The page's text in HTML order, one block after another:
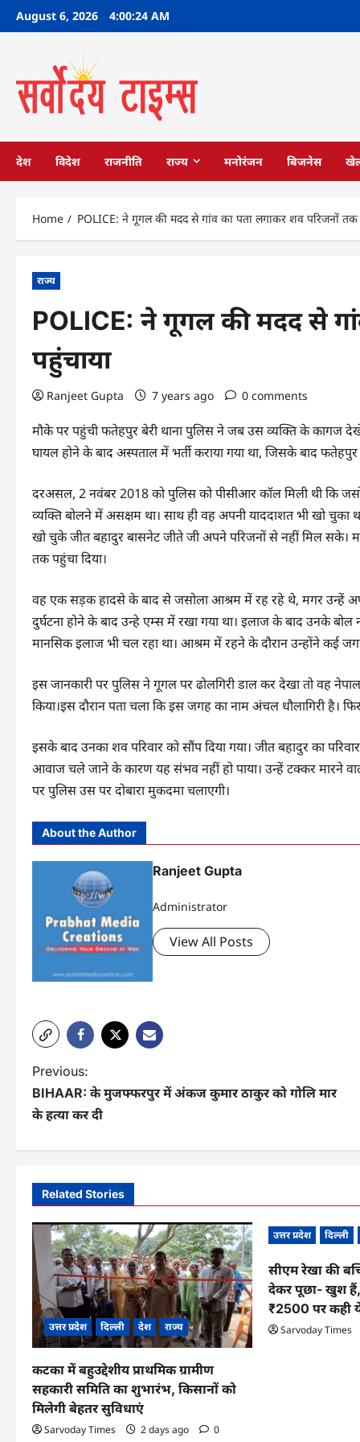
SkipAugust 6, 2026 4:00:25 AM
देश विदेश राजनीति राज्य मनोरंजन बिजनेस
Home POLICE: ने गूगल की मदद से गांव का पता लगाकर शव परिजनों तक
राज्य
POLICE: ने गूगल की मदद से
पहुंचाया
Ranjeet Gupta 7 years ago 0 comments
मौके पर पहुंची फतेहपुर बेरी थाना पुलिस ने जब उस व्यक्ति के कागज
घायल होने के बाद अस्पताल में भर्ती कराया गया था, जिसके बाद
दरअसल, 2 नवंबर 2018 को पुलिस को पीसीआर कॉल मिली थी कि
व्यक्ति बोलने में असक्षम था। साथ ही वह अपनी याददाशत भी खो
खो चुके जीत बहादुर बासनेट जीते जी अपने परिजनों से नहीं मिल
तक पहुंचा दिया।
वह एक सड़क हादसे के बाद से जसोला आश्रम में रह रहे थे, मगर उन्हें
दुर्घटना होने के बाद उन्हे एम्स में रखा गया था। इलाज के बाद उनके
मानसिक इलाज भी चल रहा था। आश्रम में रहने के दौरान उन्होंने कई
इस जानकारी पर पुलिस ने गूगल पर ढोलगिरी डाल कर देखा तो वह
किया।इस दौरान पता चला कि इस जगह का नाम अंचल धौलागिरी है।
इसके बाद उनका शव परिवार को सौंप दिया गया। जीत बहादुर का
आवाज चले जाने के कारण यह संभव नहीं हो पाया। उन्हें टक्कर मारने
पर पुलिस उस पर दोबारा मुकदमा चलाएगी।
About the Author
Ranjeet Gupta
Administrator
View All Posts
P
o
n
a
v
i
g
a
t
i
o
Previous:
BIHAAR: के मुजफ्फरपुर में अंकज कुमार ठाकुर को गोलि मार
के हत्या कर दी
Related Stories
उत्तर प्रदेश दिल्ली देश राज्य
कटका में बहुउद्देशीय प्राथमिक ग्रामीण
सहकारी समिति का शुभारंभ, किसानों को
मिलेगी बेहतर सुविधाएं
Sarvoday Times 2 days ago 0
उत्तर प्रदेश दिल्ली
सीएम रेखा की
देकर पूछा- खुश हैं,
₹2500 पर कही
Sarvoday Times